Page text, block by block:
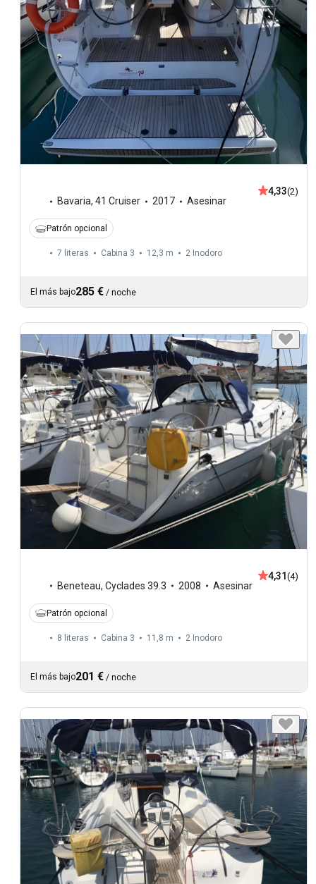
Bavaria, 41 Cruiser 2017 Asesinar
4,33(2)
Patrón opcional
7 literas Cabina 3 12,3 m 2 Inodoro
El más bajo285 € / noche
Beneteau, Cyclades 39.3 2008 Asesinar
4,31 (4)
Patrón opcional
8 literas Cabina 3 11,8 m 2 Inodoro
El más bajo201 € / noche